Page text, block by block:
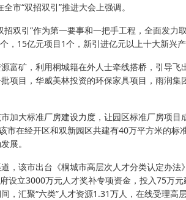
市“双招双引”推进大会上强调。
招双引”作为第一要事和一把手工程，全面发力
，15亿元项目1个，新引进亿元以上十大新兴
富矿，利用桐城籍在外人士牵线搭桥，引导飞
项目，华威美林投资的环保家具项目，雨润
加大标准厂房建设力度，让园区标准厂房项目
市在经开区和双新园区共建有40万平方米的
展。
，该市出台《桐城市高层次人才分类认定办法
设立3000万元人才奖补专项资金，投入75万
，汇聚“六类”人才资源1.31万人，在线受理高